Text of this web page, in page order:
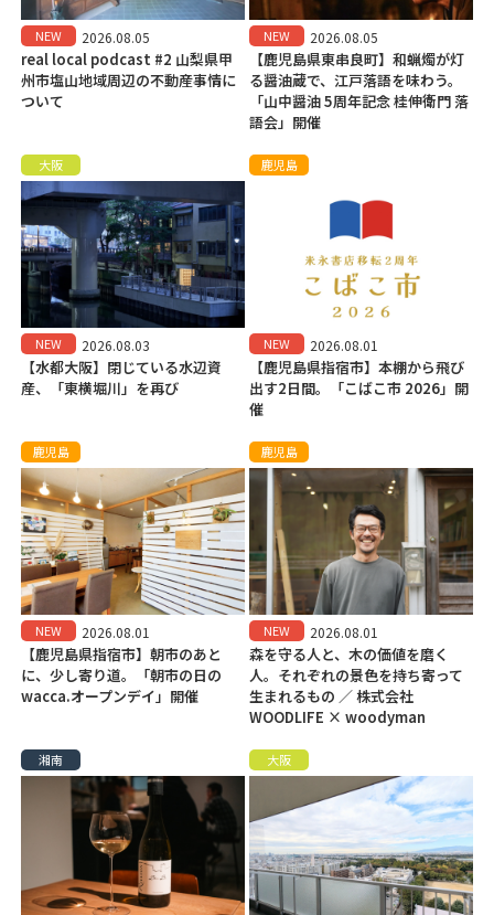
NEW 2026.08.05
real local podcast #2 山梨県甲
州市塩山地域周辺の不動産事情に
ついて
NEW 2026.08.05
【鹿児島県東串良町】和蝋燭が灯
る醤油蔵で、江戸落語を味わう。
「山中醤油 5周年記念 桂伸衛門 落
語会」開催
大阪
NEW 2026.08.03
【水都大阪】閉じている水辺資
産、「東横堀川」を再び
鹿児島
NEW 2026.08.01
【鹿児島県指宿市】本棚から飛び
出す2日間。「こばこ市 2026」開
催
鹿児島
NEW 2026.08.01
【鹿児島県指宿市】朝市のあと
に、少し寄り道。「朝市の日の
wacca.オープンデイ」開催
鹿児島
NEW 2026.08.01
森を守る人と、木の価値を磨く
人。それぞれの景色を持ち寄って
生まれるもの ／ 株式会社
WOODLIFE × woodyman
湘南 大阪